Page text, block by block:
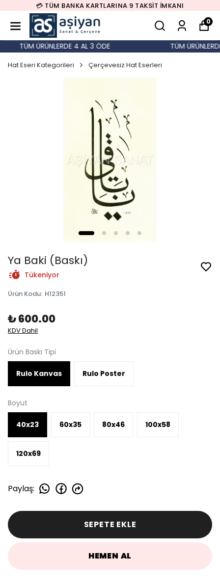
💳 TÜM BANKA KARTLARINA 9 TAKSİT İMKANI
0
TÜM ÜRÜNLERDE 4 AL 3 ÖDE TÜM
Hat Eseri Kategorileri Çerçevesiz Hat Eserleri
Ya Baki (Baskı)
Tükeniyor
Ürün Kodu: H12351
₺ 600.00
KDV Dahil
Ürün Baskı Tipi
Rulo Kanvas Rulo Poster
Boyut
40x23 60x35 80x46 100x58
120x69
Paylaş:
SEPETE EKLE
HEMEN AL